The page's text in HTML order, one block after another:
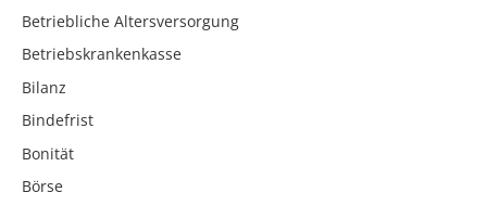
Betriebliche Altersversorgung
Betriebskrankenkasse
Bilanz
Bindefrist
Bonität
Börse